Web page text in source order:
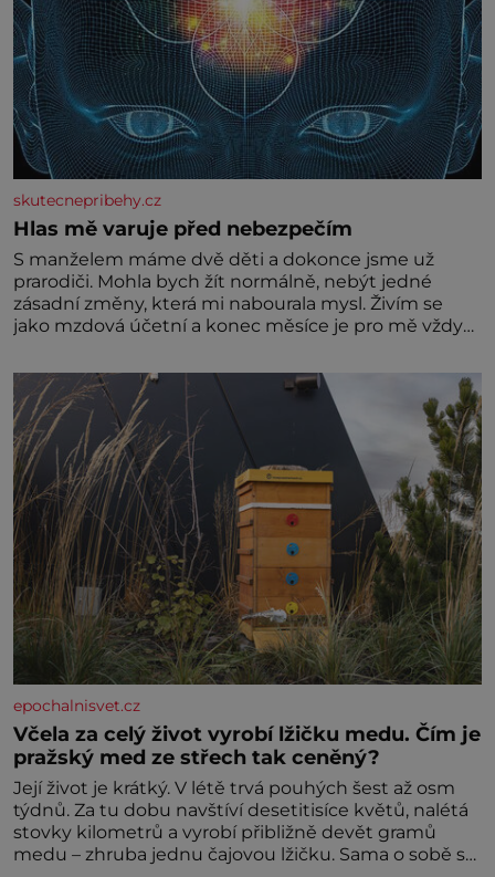
skutecnepribehy.cz
Hlas mě varuje před nebezpečím
S manželem máme dvě děti a dokonce jsme už
prarodiči. Mohla bych žít normálně, nebýt jedné
zásadní změny, která mi nabourala mysl. Živím se
jako mzdová účetní a konec měsíce je pro mě vždy
máme vnoučata, mi dcera čím dál častěji volá o
pomoc, co se hlídání týče. Dalo by se
epochalnisvet.cz
Včela za celý život vyrobí lžičku medu. Čím je
pražský med ze střech tak ceněný?
Její život je krátký. V létě trvá pouhých šest až osm
týdnů. Za tu dobu navštíví desetitisíce květů, nalétá
stovky kilometrů a vyrobí přibližně devět gramů
medu – zhruba jednu čajovou lžičku. Sama o sobě se